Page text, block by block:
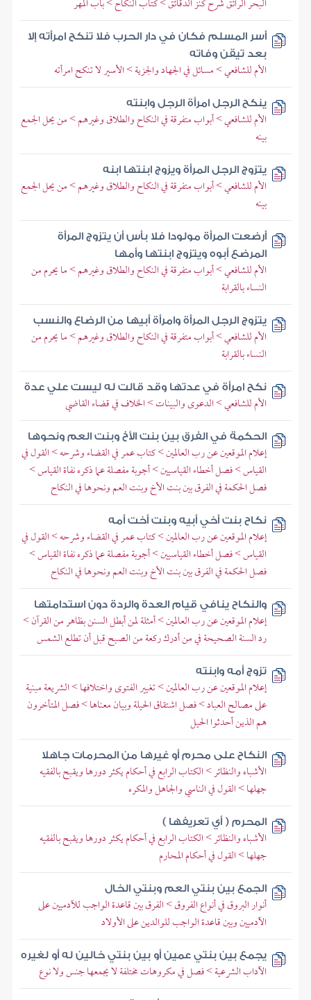
أسر المسلم فكان في دار الحرب فلا تنكح امرأته إلا
بعد تيقن وفاته
الأم للشافعي > مسائل في الجهاد والجزية > الأسير لا تنكح امرأته
ينكح الرجل امرأة الرجل وابنته
الأم للشافعي > أبواب متفرقة في النكاح والطلاق وغيرهم > من يحل الجمع
بينه
يتزوج الرجل المرأة ويزوج ابنتها ابنه
الأم للشافعي > أبواب متفرقة في النكاح والطلاق وغيرهم > من يحل الجمع
بينه
أرضعت المرأة مولودا فلا بأس أن يتزوج المرأة
المرضع أبوه ويتزوج ابنتها وأمها
الأم للشافعي > أبواب متفرقة في النكاح والطلاق وغيرهم > ما يحرم من
النساء بالقرابة
يتزوج الرجل المرأة وامرأة أبيها من الرضاع والنسب
الأم للشافعي > أبواب متفرقة في النكاح والطلاق وغيرهم > ما يحرم من
النساء بالقرابة
نكح امرأة في عدتها وقد قالت له ليست علي عدة
الأم للشافعي > الدعوى والبينات > الخلاف في قضاء القاضي
الحكمة في الفرق بين بنت الأخ وبنت العم ونحوها
إعلام الموقعين عن رب العالمين > كتاب عمر في القضاء وشرحه > القول في
القياس > فصل أخطاء القياسيين > أجوبة مفصلة عما ذكره نفاة القياس >
فصل الحكمة في الفرق بين بنت الأخ وبنت العم ونحوها في النكاح
نكاح بنت أخي أبيه وبنت أخت أمه
إعلام الموقعين عن رب العالمين > كتاب عمر في القضاء وشرحه > القول في
القياس > فصل أخطاء القياسيين > أجوبة مفصلة عما ذكره نفاة القياس >
فصل الحكمة في الفرق بين بنت الأخ وبنت العم ونحوها في النكاح
والنكاح ينافي قيام العدة والردة دون استدامتها
إعلام الموقعين عن رب العالمين > أمثلة لمن أبطل السنن بظاهر من القرآن >
رد السنة الصحيحة في من أدرك ركعة من الصبح قبل أن تطلع الشمس
تزوج أمه وابنته
إعلام الموقعين عن رب العالمين > تغيير الفتوى واختلافها > الشريعة مبنية
على مصالح العباد > فصل اشتقاق الحيلة وبيان معناها > فصل المتأخرون
هم الذين أحدثوا الحيل
النكاح على محرم أو غيرها من المحرمات جاهلا
الأشباه والنظائر > الكتاب الرابع في أحكام يكثر دورها ويقبح بالفقيه
جهلها > القول في الناسي والجاهل والمكره
المحرم ( أي تعريفها )
الأشباه والنظائر > الكتاب الرابع في أحكام يكثر دورها ويقبح بالفقيه
جهلها > القول في أحكام المحارم
الجمع بين بنتي العم وبنتي الخال
أنوار البروق في أنواع الفروق > الفرق بين قاعدة الواجب للآدميين على
الآدميين وبين قاعدة الواجب للوالدين على الأولاد
يجمع بين بنتي عمين أو بين بنتي خالين له أو لغيره
الآداب الشرعية > فصل في مكروهات مختلفة لا يجمعها جنس ولا نوع